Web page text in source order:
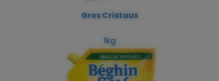
Gros Cristaux
1kg